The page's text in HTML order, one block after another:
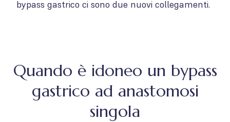
bypass gastrico ci sono due nuovi collegamenti.
Quando è idoneo un bypass
gastrico ad anastomosi
singola